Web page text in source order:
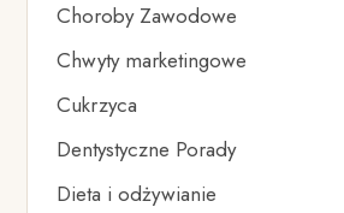
Choroby Zawodowe
Chwyty marketingowe
Cukrzyca
Dentystyczne Porady
Dieta i odżywianie